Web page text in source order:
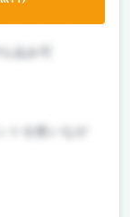
込み可
トを使いなが